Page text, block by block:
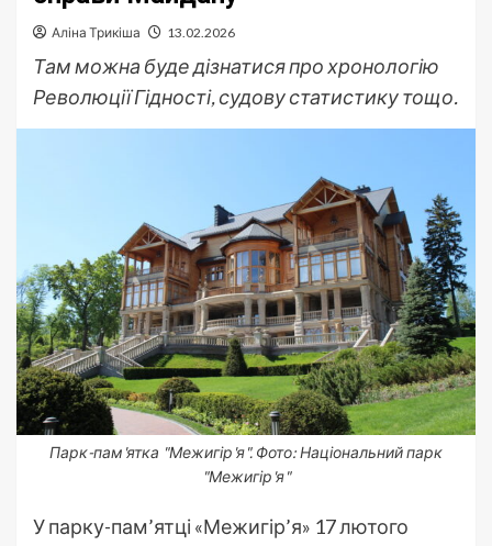
Аліна Трикіша 13.02.2026
Там можна буде дізнатися про хронологію
Революції Гідності, судову статистику тощо.
Парк-пам'ятка "Межигір'я". Фото: Національний парк
"Межигір'я"
У парку-пам’ятці «Межигір’я» 17 лютого